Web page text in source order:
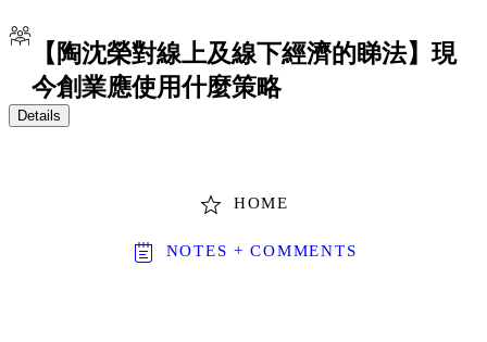
【陶沈榮對線上及線下經濟的睇法】現
今創業應使用什麼策略
Details
HOME
NOTES + COMMENTS